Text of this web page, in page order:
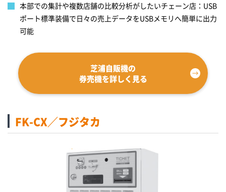
本部での集計や複数店舗の比較分析がしたいチェーン店：USB
ポート標準装備で日々の売上データをUSBメモリへ簡単に出力
可能
芝浦自販機の
券売機を詳しく見る
FK-CX／フジタカ